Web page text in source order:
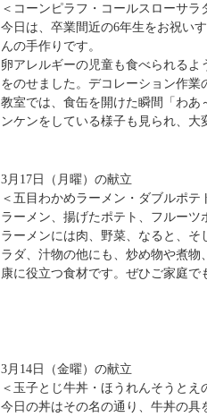
＜コーンピラフ・コールスローサ
今日は、卒業間近の6年生をお祝い
んの手作りです。
卵アレルギーの児童も食べられる
をのせました。デコレーション作業
教室では、食缶を開けた瞬間「わあ
ンケンをしている様子も見られ、大
3月17日（月曜）の献立
＜五目わかめラーメン・ダブルポ
ラーメン、揚げたポテト、フルーツ
ラーメンには肉、野菜、なると、
ラダ、汁物の他にも、炒め物や煮
康に役立つ食材です。ぜひご家庭で
3月14日（金曜）の献立
＜玉子とじ牛丼・ほうれんそうと
今日の丼はその名の通り、牛丼の